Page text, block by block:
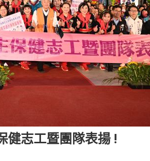
健志工暨團隊表揚 !